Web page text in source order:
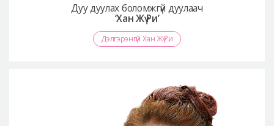
Дуу дуулах боломжгүй дуулаач
‘Хан Жү Ри’
Дэлгэрэнгүй Хан Жү Ри